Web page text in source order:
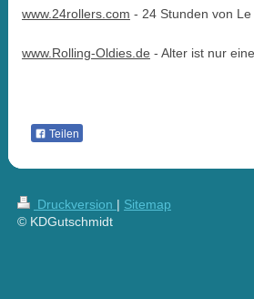
www.24rollers.com - 24 Stunden von
www.Rolling-Oldies.de - Alter ist nur
Teilen
Druckversion | Sitemap
© KDGutschmidt